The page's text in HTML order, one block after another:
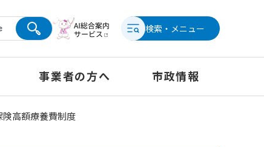
検索・メニュー
事業者の方へ 市政情報
険高額療養費制度